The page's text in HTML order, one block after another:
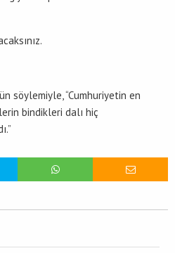
söylemiyle, “Cumhuriyetin en
bindikleri dalı hiç